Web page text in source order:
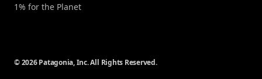
1% for the Planet
© 2026 Patagonia, Inc. All Rights Reserved.